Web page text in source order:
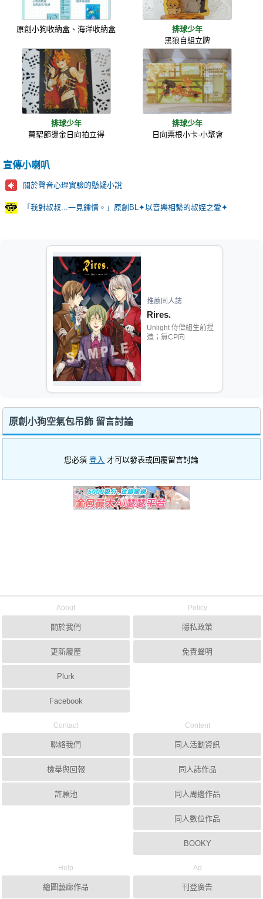
原創小狗收納盒、海洋收納盒
排球少年
黑狼自組立牌
排球少年
萬聖節燙金日向拍立得
排球少年
日向票根小卡-小聚會
宣傳小喇叭
關於聲音心理實驗的懸疑小說
「我對叔叔...一見鍾情。」原創BL✦以音樂相繫的叔姪之愛✦
推薦同人誌
Rires.
Unlight 侍僧組生前捏
造；無CP向
原創小狗空氣包吊飾 留言討論
您必須登入 才可以發表或回覆留言討論
About
關於我們
更新履歷
Plurk
Facebook
Policy
隱私政策
免責聲明
Contact
聯絡我們
檢舉與回報
許願池
Content
同人活動資訊
同人誌作品
同人周邊作品
同人數位作品
BOOKY
Help
繪圖藝廊作品
Ad
刊登廣告